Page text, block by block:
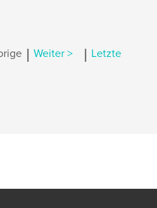
| Weiter > | Letzte